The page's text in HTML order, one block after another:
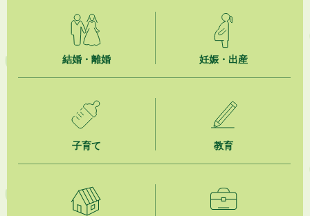
「お茶を知る・体験する講座」を開催します
2026年8月5日
掛川市広告入り窓口封筒無償提供者募集
市民の勇気ある応急手当に感謝状を贈呈しました
結婚・離婚 妊娠・出産
子育て 教育